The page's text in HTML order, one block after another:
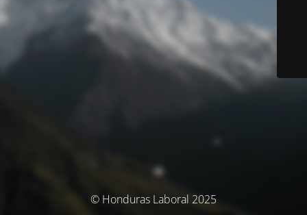
© Honduras Laboral 2025